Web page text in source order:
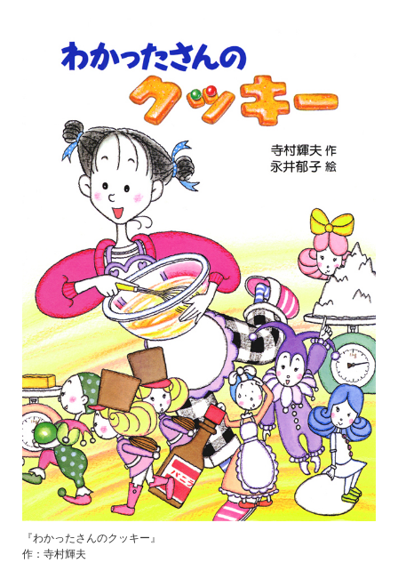
『わかったさんのクッキー』
作：寺村輝夫